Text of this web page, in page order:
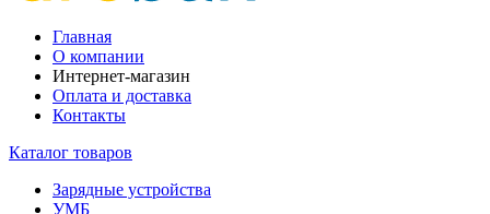
Главная
О компании
Интернет-магазин
Оплата и доставка
Контакты
Каталог товаров
Зарядные устройства
УМБ